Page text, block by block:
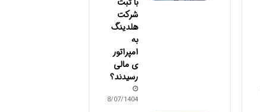
شرکت
هلدینگ
به
امپراتور
ی مالی
رسیدند؟
18/07/1404